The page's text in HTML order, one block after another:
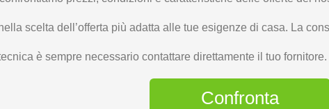
scelta dell’offerta più adatta alle tue esigenze di casa. La
è sempre necessario contattare direttamente il tuo fornitore.
Confronta